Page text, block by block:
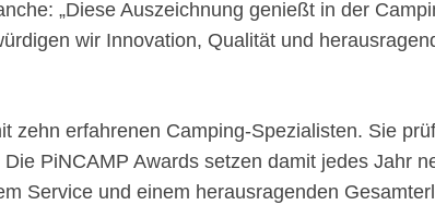
„Diese Auszeichnung genießt in der
wir Innovation, Qualität und
zehn erfahrenen Camping-Spezialisten. Sie
PiNCAMP Awards setzen damit jedes Jahr
Service und einem herausragenden